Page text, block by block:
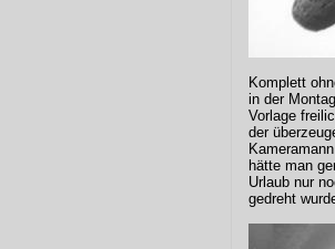
Komplett
in der
Vorlage
der
hätte man
Urlaub nur
gedreht